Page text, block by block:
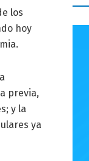
los
hoy
previa,
y la
ya